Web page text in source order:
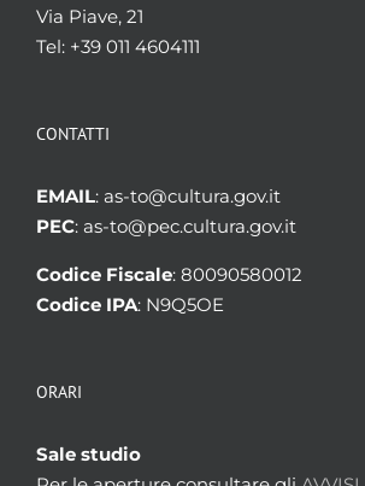
Via Piave, 21
Tel: +39 011 4604111
CONTATTI
EMAIL: as-to@cultura.gov.it
PEC: as-to@pec.cultura.gov.it
Codice Fiscale: 80090580012
Codice IPA: N9Q5OE
ORARI
Sale studio